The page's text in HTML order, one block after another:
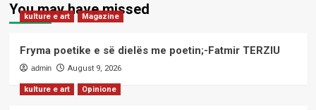
You may have missed
kulture e art Magazine
Fryma poetike e së dielës me poetin;-Fatmir TERZIU
admin August 9, 2026
kulture e art Opinione